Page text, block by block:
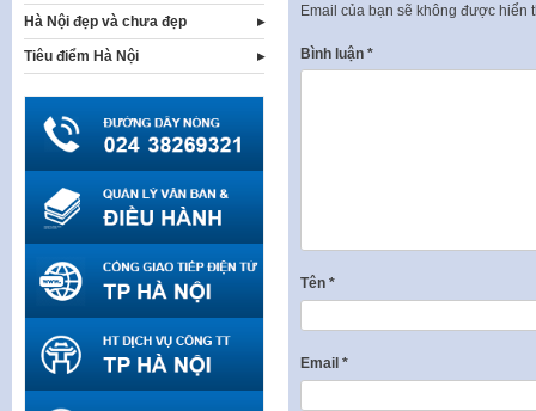
Email của bạn sẽ không được hiển
Bình luận *
Tên *
Email *
Hà Nội đẹp và chưa đẹp
Tiêu điểm Hà Nội